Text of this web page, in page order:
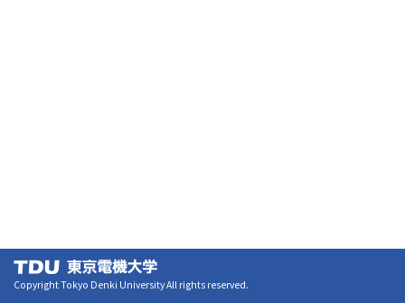
Copyright Tokyo Denki University All rights reserved.